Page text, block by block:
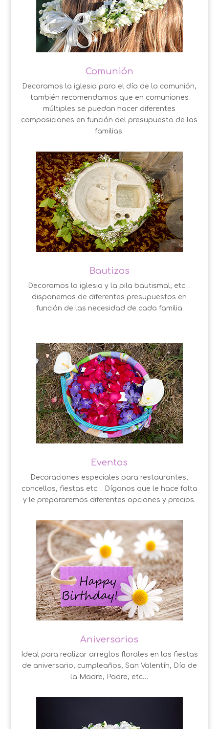
Comunión
Decoramos la iglesia para el día de la comunión,
también recomendamos que en comuniones
múltiples se puedan hacer diferentes
composiciones en función del presupuesto de las
familias.
Bautizos
Decoramos la iglesia y la pila bautismal, etc…
disponemos de diferentes presupuestos en
función de las necesidad de cada familia
Eventos
Decoraciones especiales para restaurantes,
concellos, fiestas etc… Díganos que le hace falta
y le prepararemos diferentes opciones y precios.
Aniversarios
Ideal para realizar arreglos florales en las fiestas
de aniversario, cumpleaños, San Valentín, Día de
la Madre, Padre, etc…